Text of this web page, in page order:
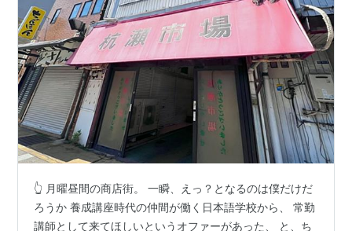
👆 月曜昼間の商店街。 一瞬、えっ？となるのは僕だけだ
ろうか 養成講座時代の仲間が働く日本語学校から、 常勤
講師として来てほしいというオファーがあった、 と、ち